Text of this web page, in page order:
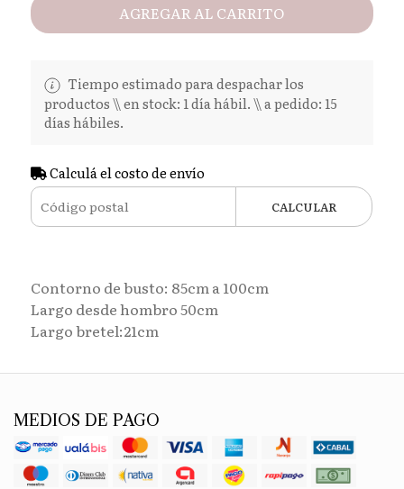
AGREGAR AL CARRITO
Tiempo estimado para despachar los
productos \\ en stock: 1 día hábil. \\ a pedido: 15
días hábiles.
Calculá el costo de envío
CALCULAR
Contorno de busto: 85cm a 100cm
Largo desde hombro 50cm
Largo bretel:21cm
MEDIOS DE PAGO